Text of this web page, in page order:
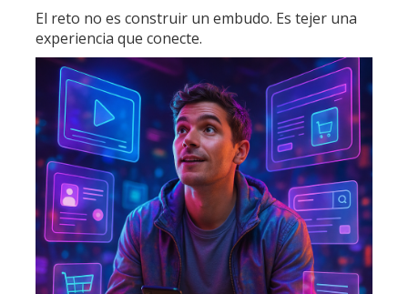
El reto no es construir un embudo. Es tejer una
experiencia que conecte.